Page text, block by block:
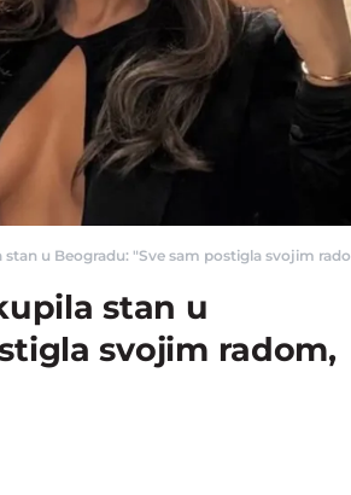
u Beogradu: "Sve sam postigla svojim
stan u
svojim radom,